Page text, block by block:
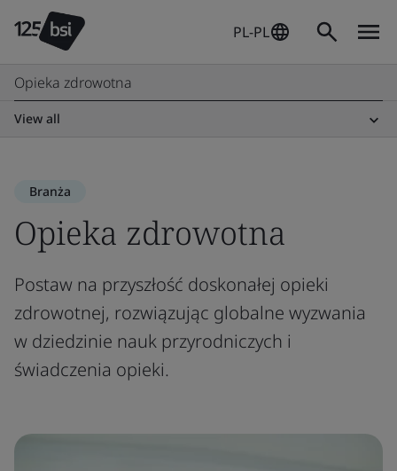
PL-PL
Opieka zdrowotna
View all
Branża
Opieka zdrowotna
Postaw na przyszłość doskonałej opieki
zdrowotnej, rozwiązując globalne wyzwania
w dziedzinie nauk przyrodniczych i
świadczenia opieki.